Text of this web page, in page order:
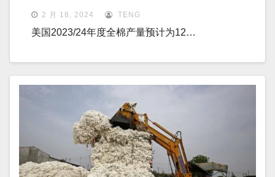
2 月 18, 2024 TENG
美国2023/24年度全棉产量预计为12…